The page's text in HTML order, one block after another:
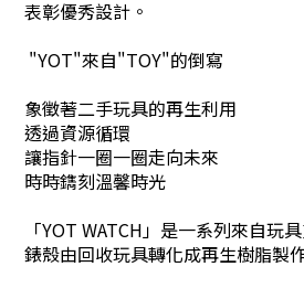
表彰優秀設計。
"YOT"來自"TOY"的倒寫
象徵著二手玩具的再生利用
透過資源循環
讓指針一圈一圈走向未來
時時鐫刻溫馨時光
「YOT WATCH」是一系列來自玩
錶殼由回收玩具轉化成再生樹脂製